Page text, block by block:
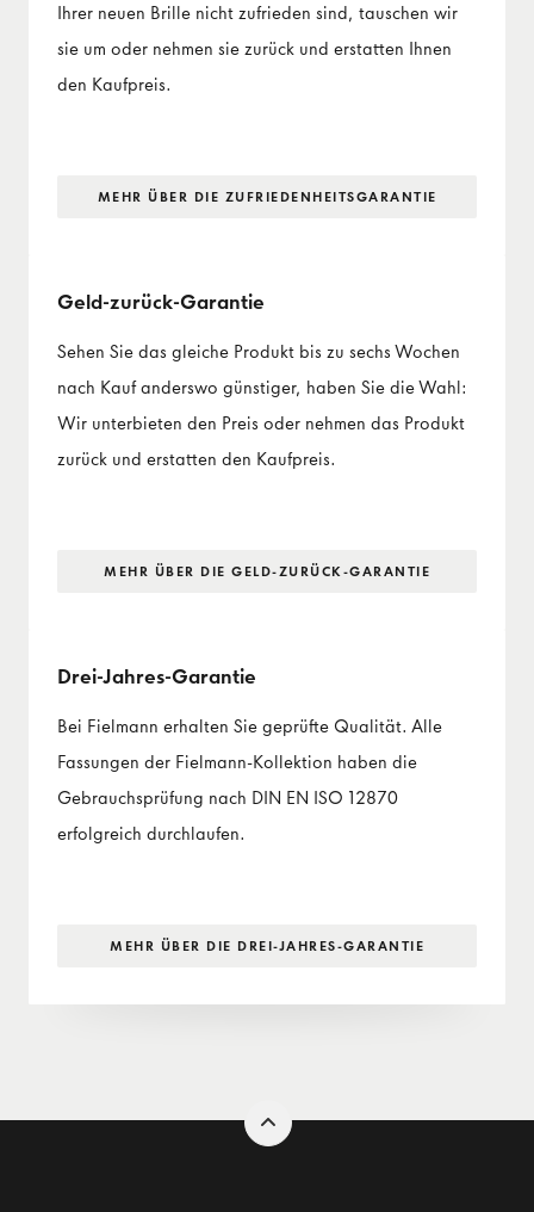
Ihrer neuen Brille nicht zufrieden sind, tauschen wir
sie um oder nehmen sie zurück und erstatten Ihnen
den Kaufpreis.
MEHR ÜBER DIE ZUFRIEDENHEITS­GARANTIE
Geld-zurück-Garantie
Sehen Sie das gleiche Produkt bis zu sechs Wochen
nach Kauf anderswo günstiger, haben Sie die Wahl:
Wir unterbieten den Preis oder nehmen das Produkt
zurück und erstatten den Kaufpreis.
MEHR ÜBER DIE GELD-ZURÜCK-GARANTIE
Drei-Jahres-Garantie
Bei Fielmann erhalten Sie geprüfte Qualität. Alle
Fassungen der Fielmann-Kollektion haben die
Gebrauchsprüfung nach DIN EN ISO 12870
erfolgreich durchlaufen.
MEHR ÜBER DIE DREI-JAHRES-GARANTIE